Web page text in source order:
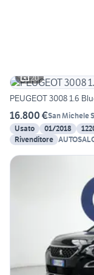
20
PEUGEOT 3008 1.6
16.800 €San Michele
Usato
01/2018
Rivenditore